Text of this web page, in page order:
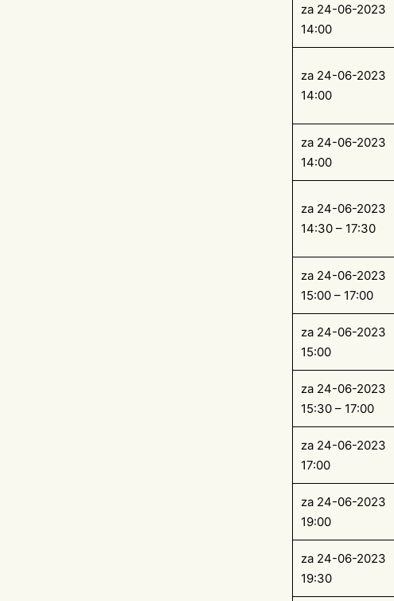
za 24-06-2023
14:00
za 24-06-2023
14:00
za 24-06-2023
14:00
za 24-06-2023
14:30 – 17:30
za 24-06-2023
15:00 – 17:00
za 24-06-2023
15:00
za 24-06-2023
15:30 – 17:00
za 24-06-2023
17:00
za 24-06-2023
19:00
za 24-06-2023
19:30